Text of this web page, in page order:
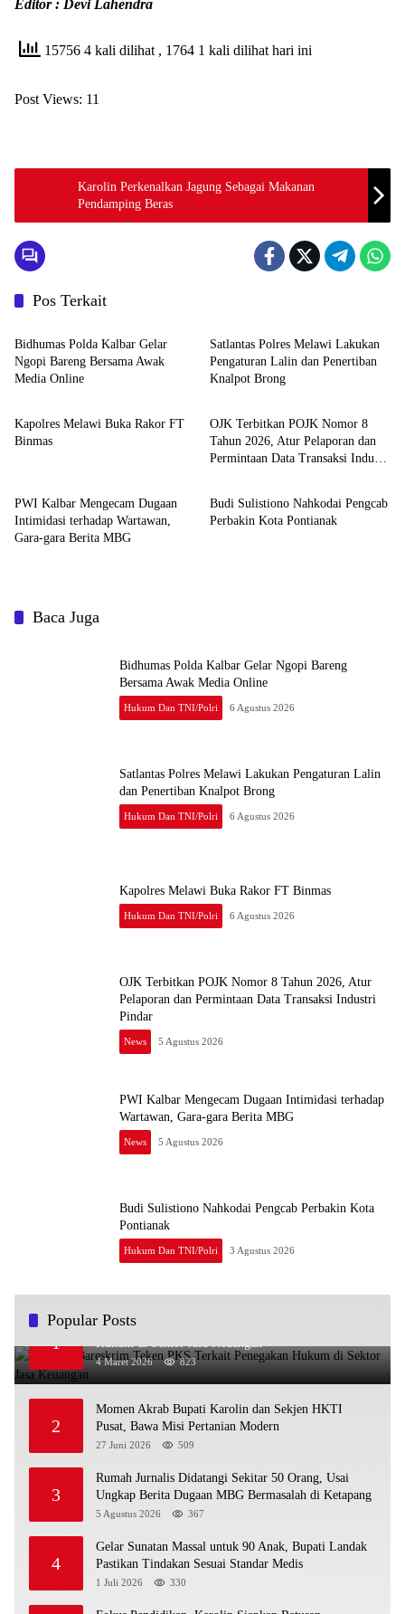
Editor : Devi Lahendra
15756 4 kali dilihat , 1764 1 kali dilihat hari ini
Post Views: 11
Karolin Perkenalkan Jagung Sebagai Makanan
Pendamping Beras
Pos Terkait
Hukum dan TNI/Polri
Bidhumas Polda Kalbar Gelar
Ngopi Bareng Bersama Awak
Media Online
Satlantas Polres Melawi Lakukan
Pengaturan Lalin dan Penertiban
Knalpot Brong
Hukum dan TNI/Polri
Kapolres Melawi Buka Rakor FT
Binmas
News
OJK Terbitkan POJK Nomor 8
Tahun 2026, Atur Pelaporan dan
Permintaan Data Transaksi Industri
PWI Kalbar Mengecam Dugaan
Intimidasi terhadap Wartawan,
Gara-gara Berita MBG
Hukum dan TNI/Polri
Budi Sulistiono Nahkodai Pengcab
Perbakin Kota Pontianak
Baca Juga
Bidhumas Polda Kalbar Gelar Ngopi Bareng
Bersama Awak Media Online
Hukum Dan TNI/Polri 6 Agustus 2026
Satlantas Polres Melawi Lakukan Pengaturan Lalin
dan Penertiban Knalpot Brong
Hukum Dan TNI/Polri 6 Agustus 2026
Kapolres Melawi Buka Rakor FT Binmas
Hukum Dan TNI/Polri 6 Agustus 2026
OJK Terbitkan POJK Nomor 8 Tahun 2026, Atur
Pelaporan dan Permintaan Data Transaksi Industri
Pindar
News 5 Agustus 2026
PWI Kalbar Mengecam Dugaan Intimidasi terhadap
Wartawan, Gara-gara Berita MBG
News 5 Agustus 2026
Budi Sulistiono Nahkodai Pengcab Perbakin Kota
Pontianak
Hukum Dan TNI/Polri 3 Agustus 2026
Popular Posts
1
OJK dan Bareskrim Teken PKS Terkait Penegakan
4 Maret 2026 823
2
Momen Akrab Bupati Karolin dan Sekjen HKTI
27 Juni 2026 509
3
Rumah Jurnalis Didatangi Sekitar 50 Orang, Usai
Ungkap Berita Dugaan MBG Bermasalah di Ketapang
5 Agustus 2026 367
4
Gelar Sunatan Massal untuk 90 Anak, Bupati Landak
Pastikan Tindakan Sesuai Standar Medis
1 Juli 2026 330